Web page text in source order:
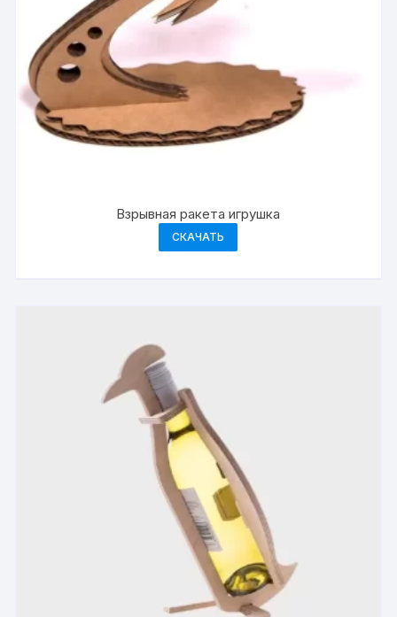
Взрывная ракета игрушка
СКАЧАТЬ